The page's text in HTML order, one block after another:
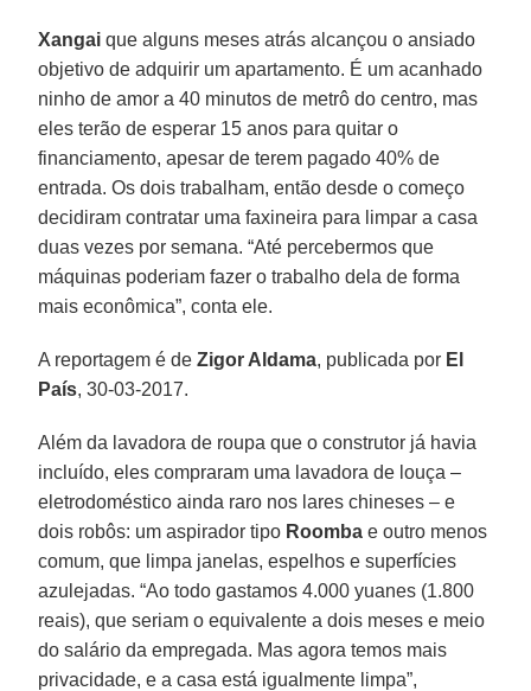
Xangai que alguns meses atrás alcançou o ansiado
objetivo de adquirir um apartamento. É um acanhado
ninho de amor a 40 minutos de metrô do centro, mas
eles terão de esperar 15 anos para quitar o
financiamento, apesar de terem pagado 40% de
entrada. Os dois trabalham, então desde o começo
decidiram contratar uma faxineira para limpar a casa
duas vezes por semana. “Até percebermos que
máquinas poderiam fazer o trabalho dela de forma
mais econômica”, conta ele.
A reportagem é deZigor Aldama, publicada por El
País, 30-03-2017.
Além da lavadora de roupa que o construtor já havia
incluído, eles compraram uma lavadora de louça –
eletrodoméstico ainda raro nos lares chineses – e
dois robôs: um aspirador tipo Roomba e outro menos
comum, que limpa janelas, espelhos e superfícies
azulejadas. “Ao todo gastamos 4.000 yuanes (1.800
reais), que seriam o equivalente a dois meses e meio
do salário da empregada. Mas agora temos mais
privacidade, e a casa está igualmente limpa”,